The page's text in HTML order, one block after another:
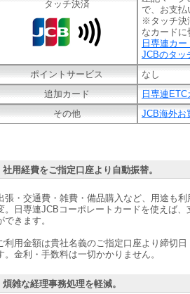
タッチ決済
で、お支払
※タッチ決
なカードに
日専連カ
JCBのタッ
ポイントサービス
なし
追加カード
日専連ETC
その他
JCB海外お
社用経費をご指定口座より自動振替。
張・交通費・雑費・備品購入など、用途も
。日専連JCBコーポレートカードを使えば
できます。
利用金額は貴社名義のご指定口座より締切
。金利・手数料は一切かかりません。
煩雑な経理事務処理を軽減。